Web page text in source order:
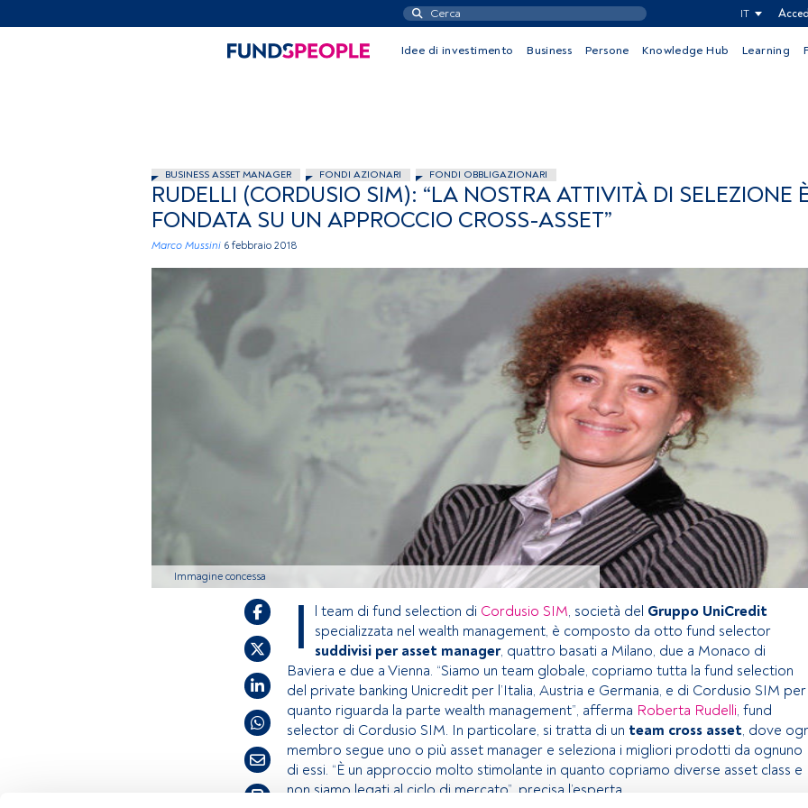
IT
Idee di investimento Business Persone Knowledge Hub Learning
BUSINESS ASSET MANAGER FONDI AZIONARI FONDI OBBLIGAZIONARI
RUDELLI (CORDUSIO SIM): “LA NOSTRA ATTIVITÀ DI SELEZIONE
FONDATA SU UN APPROCCIO CROSS-ASSET”
Marco Mussini 6 febbraio 2018
Immagine concessa
I l team di fund selection di Cordusio SIM, società del Gruppo UniCredit
specializzata nel wealth management, è composto da otto fund selector
suddivisi per asset manager, quattro basati a Milano, due a Monaco di
Baviera e due a Vienna. “Siamo un team globale, copriamo tutta la fund selection
del private banking Unicredit per l’Italia, Austria e Germania, e di Cordusio SIM per
quanto riguarda la parte wealth management”, afferma Roberta Rudelli, fund
selector di Cordusio SIM. In particolare, si tratta di un team cross asset, dove
membro segue uno o più asset manager e seleziona i migliori prodotti da ognuno
di essi. “È un approccio molto stimolante in quanto copriamo diverse asset class e
non siamo legati al ciclo di mercato”, precisa l’esperta.